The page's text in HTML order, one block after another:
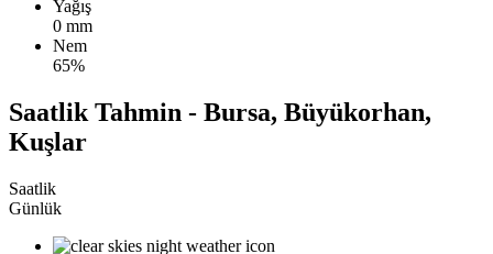
Yağış
0 mm
Nem
65%
Saatlik Tahmin - Bursa, Büyükorhan,
Kuşlar
Saatlik
Günlük